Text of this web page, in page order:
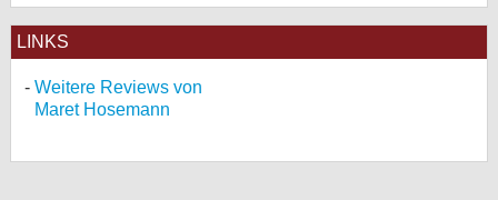
LINKS
Weitere Reviews von
Maret Hosemann